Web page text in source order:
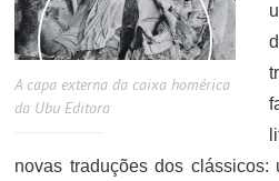
A capa externa da caixa homérica
da Ubu Editora
novas traduções dos